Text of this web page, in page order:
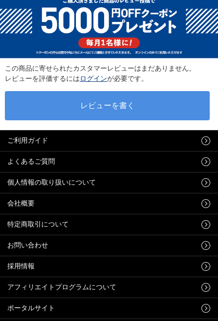
この商品に寄せられたカスタマーレビューはまだありません。
レビューを評価するにはログインが必要です。
ご利用ガイド
よくあるご質問
個人情報の取り扱いについて
会社概要
特定商取引について
お問い合わせ
採用情報
アフィリエイトプログラムについて
ポータルサイト